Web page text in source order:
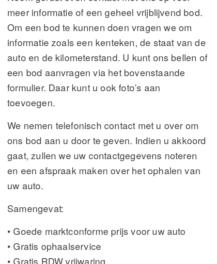
meer informatie of een geheel vrijblijvend bod.
Om een bod te kunnen doen vragen we om
informatie zoals een kenteken, de staat van de
auto en de kilometerstand. U kunt ons bellen of
een bod aanvragen via het bovenstaande
formulier. Daar kunt u ook foto’s aan
toevoegen.
We nemen telefonisch contact met u over om
ons bod aan u door te geven. Indien u akkoord
gaat, zullen we uw contactgegevens noteren
en een afspraak maken over het ophalen van
uw auto.
Samengevat:
• Goede marktconforme prijs voor uw auto
• Gratis ophaalservice
• Gratis RDW vrijwaring